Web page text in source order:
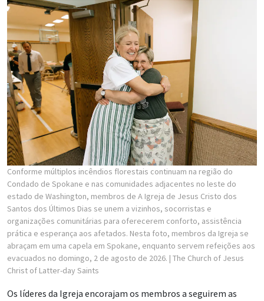
Conforme múltiplos incêndios florestais continuam na região do
Condado de Spokane e nas comunidades adjacentes no leste do
estado de Washington, membros de A Igreja de Jesus Cristo dos
Santos dos Últimos Dias se unem a vizinhos, socorristas e
organizações comunitárias para oferecerem conforto, assistência
prática e esperança aos afetados. Nesta foto, membros da Igreja se
abraçam em uma capela em Spokane, enquanto servem refeições aos
evacuados no domingo, 2 de agosto de 2026. | The Church of Jesus
Christ of Latter-day Saints
Os líderes da Igreja encorajam os membros a seguirem as